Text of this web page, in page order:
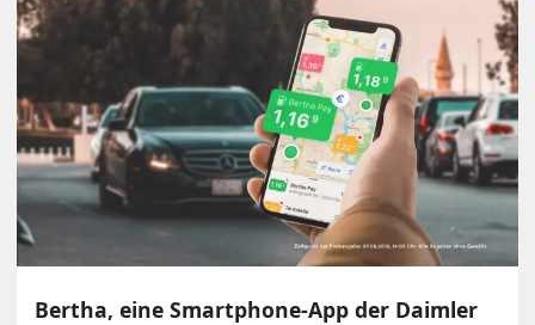
Bertha, eine Smartphone-App der Daimler